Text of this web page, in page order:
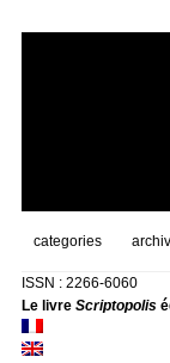
categories
ISSN : 2266-6060
Le livre Scriptopolis